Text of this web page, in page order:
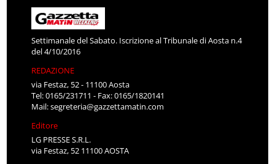
Settimanale del Sabato. Iscrizione al Tribunale di Aosta n.4
del 4/10/2016
REDAZIONE
via Festaz, 52 - 11100 Aosta
Tel: 0165/231711 - Fax: 0165/1820141
Mail:segreteria@gazzettamatin.com
Editore
LG PRESSE S.R.L.
via Festaz, 52 11100 AOSTA